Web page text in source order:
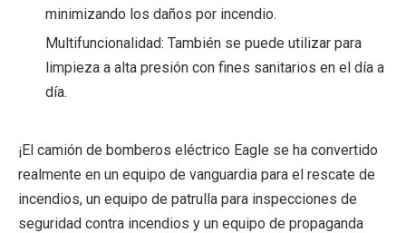
minimizando los daños por incendio.
Multifuncionalidad: También se puede utilizar para
limpieza a alta presión con fines sanitarios en el día a
día.
¡El camión de bomberos eléctrico Eagle se ha convertido
realmente en un equipo de vanguardia para el rescate de
incendios, un equipo de patrulla para inspecciones de
seguridad contra incendios y un equipo de propaganda